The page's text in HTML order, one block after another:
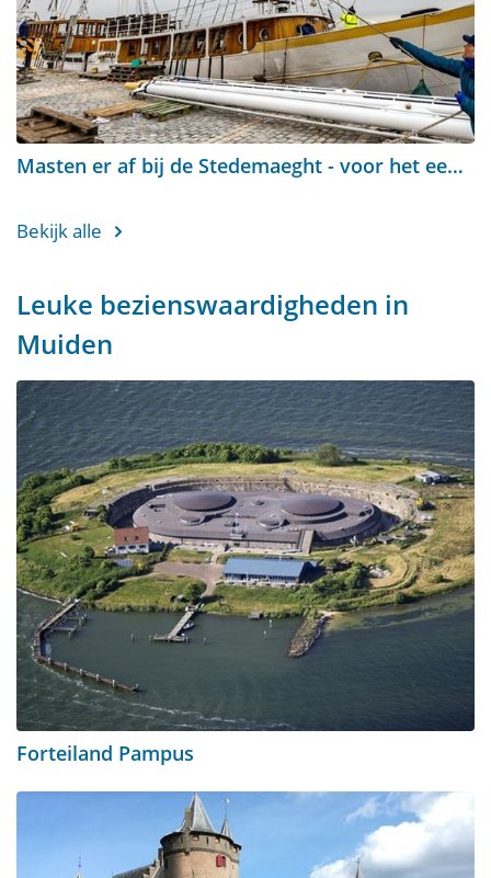
Masten er af bij de Stedemaeght - voor het eerst in 32 jaar
Bekijk alle
Leuke bezienswaardigheden in
Muiden
Forteiland Pampus